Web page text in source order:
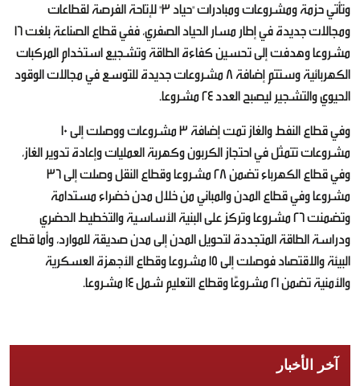
وتأتي حزمة ومشروعات ومبادرات "حياد 3" لإتاحة الفرصة لقطاعات
ومجالات جديدة في إطار مسار الحياد الصفري، ففي قطاع الصناعة بلغت 16
مشروعا وهدفت إلى تحسين كفاءة الطاقة وتشجيع استخدام المركبات
الكهربائية وستتم إضافة 8 مشروعات جديدة للتوسع في مجالات الوقود
الحيوي والتشجير ليصبح العدد 24 مشروعا.
وفي قطاع النفط والغاز تمت إضافة 3 مشروعات ووصلت إلى 10
مشروعات تتمثل في احتجاز الكربون وكهربة العمليات وإعادة تدوير الغاز،
وفي قطاع الكهرباء تضمن 28 مشروعا وقطاع النقل وصلت إلى 36
مشروعا وفي قطاع المدن والمباني من خلال مدن خضراء مستدامة
وتضمنت 26 مشروعا وتركز على البنية الأساسية والتخطيط الحضري
ودراسة الطاقة المتجددة لتحويل المدن إلى مدن صديقة للموارد، وأما قطاع
البيئة والاقتصاد فوصلت إلى 15 مشروعا وقطاع الأجهزة العسكرية
والأمنية تضمن 21 مشروعًا وقطاع التعليم شمل 14 مشروعا.
آخر الأخبار